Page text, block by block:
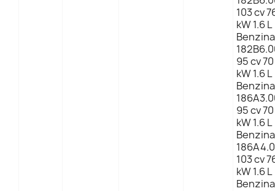
103 cv
kW 1.6 L
Benzina
95 cv 70
kW 1.6 L
Benzina
95 cv 70
kW 1.6 L
Benzina
103 cv
kW 1.6 L
Benzina